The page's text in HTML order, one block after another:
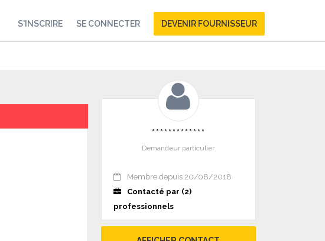
S'INSCRIRE SE CONNECTER DEVENIR FOURNISSEUR
*************
Demandeur particulier
Membre depuis 20/08/2018
Contacté par (2)
professionnels